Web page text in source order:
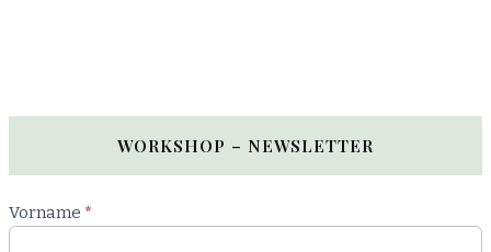
WORKSHOP – NEWSLETTER
Newsletter
Workshop
Vorname *